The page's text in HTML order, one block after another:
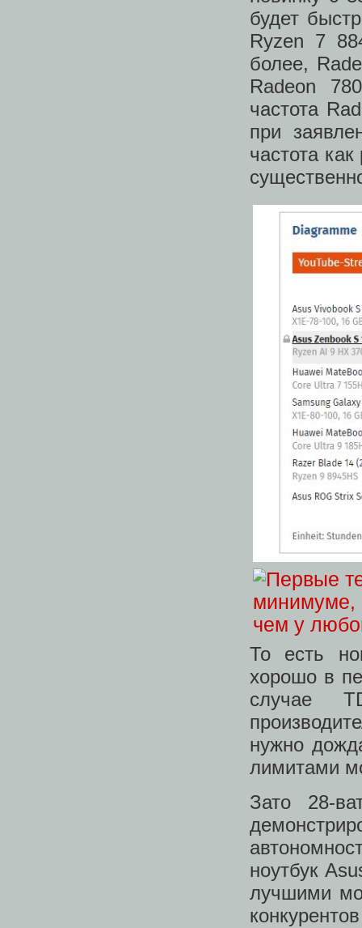
будет
Ryzen 7
более,
Radeon
частота
при
частота
То есть
хорошо в
случае
нужно
лимитами
Зато 28-
ноутбук
лучшими